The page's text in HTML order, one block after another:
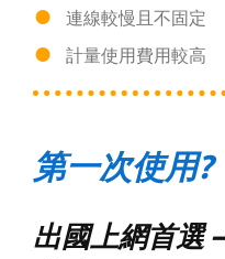
連線較慢且不固定
計量使用費用較高
第一次使用?
出國上網首選